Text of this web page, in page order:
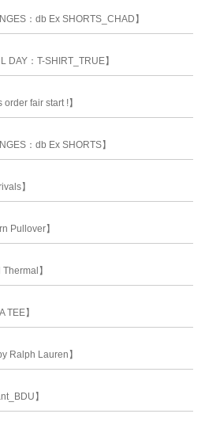
：db Ex SHORTS_CHAD】
DAY：T-SHIRT_TRUE】
fair start !】
：db Ex SHORTS】
】
Pullover】
】
TEE】
Ralph Lauren】
】